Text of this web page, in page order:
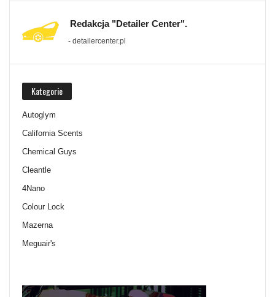
Redakcja "Detailer Center".
- detailercenter.pl
Kategorie
Autoglym
California Scents
Chemical Guys
Cleantle
4Nano
Colour Lock
Mazerna
Meguair's